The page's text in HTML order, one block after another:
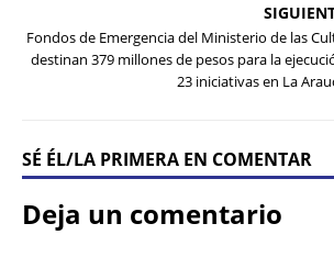
Fondos de Emergencia del Ministerio de las
destinan 379 millones de pesos para la
23 iniciativas en La
SÉ ÉL/LA PRIMERA EN COMENTAR
Deja un comentario